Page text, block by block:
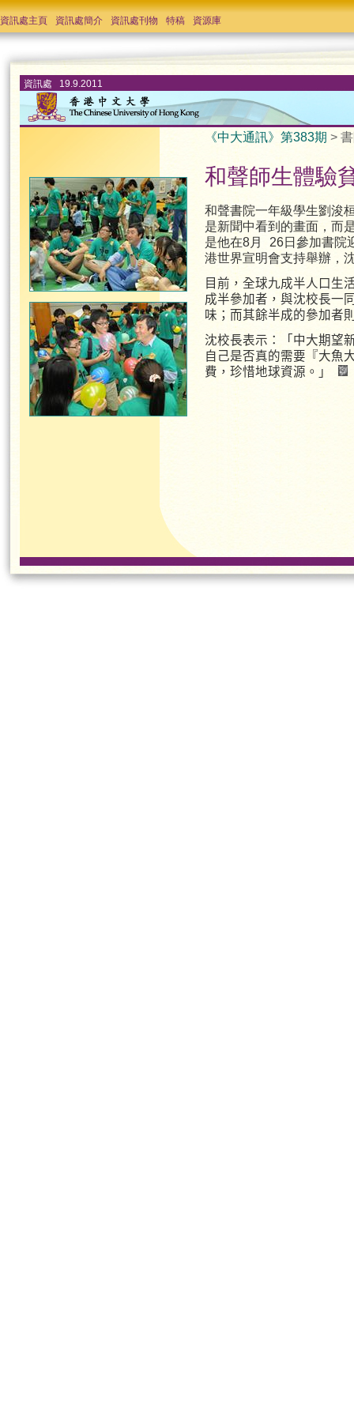
資訊處主頁 資訊處簡介 資訊處刊物 特稿 資源庫
資訊處 19.9.2011
《中大通訊》第383期 >
和聲師生體驗
和聲書院一年級學生劉浚
是新聞中看到的畫面，而
是他在8月 26日參加書院
港世界宣明會支持舉辦，
目前，全球九成半人口生
成半參加者，與沈校長一
味；而其餘半成的參加者
沈校長表示：「中大期望
自己是否真的需要『大魚
費，珍惜地球資源。」